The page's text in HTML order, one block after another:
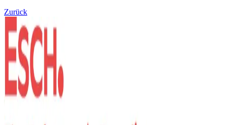
Zurück